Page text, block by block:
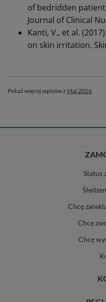
of bedridden
Journal of Clinical
Kanti, V., et al.
on skin irritation.
Pokaż więcej wpisów z Maj 2026
Status
Chcę
Chcę
Chcę